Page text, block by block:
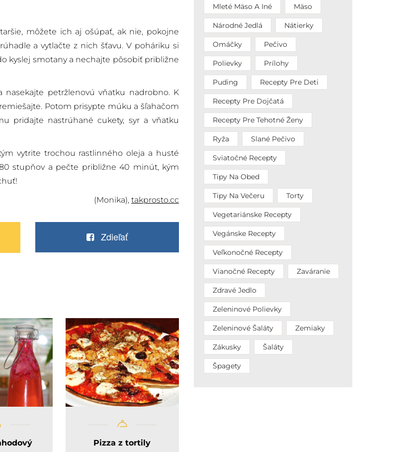
môžete ich aj ošúpať, ak nie, pokojne
a vytlačte z nich šťavu. V poháriku si
kyslej smotany a nechajte pôsobiť približne
petržlenovú vňatku nadrobno. K
Potom prisypte múku a šľahačom
pridajte nastrúhané cukety, syr a vňatku
vytrite trochou rastlinného oleja a husté
stupňov a pečte približne 40 minút, kým
(Monika), takprosto.cc
Zdieľať
Pizza z tortily
Mleté Mäso A Iné Mäso
Národné Jedlá Nátierky
Omáčky Pečivo
Polievky Prílohy
Puding Recepty Pre Deti
Recepty Pre Dojčatá
Recepty Pre Tehotné Ženy
Ryža Slané Pečivo
Sviatočné Recepty
Tipy Na Obed
Tipy Na Večeru Torty
Vegetariánske Recepty
Vegánske Recepty
Veľkonočné Recepty
Vianočné Recepty Zaváranie
Zdravé Jedlo
Zeleninové Polievky
Zeleninové Šaláty Zemiaky
Zákusky Šaláty
Špagety